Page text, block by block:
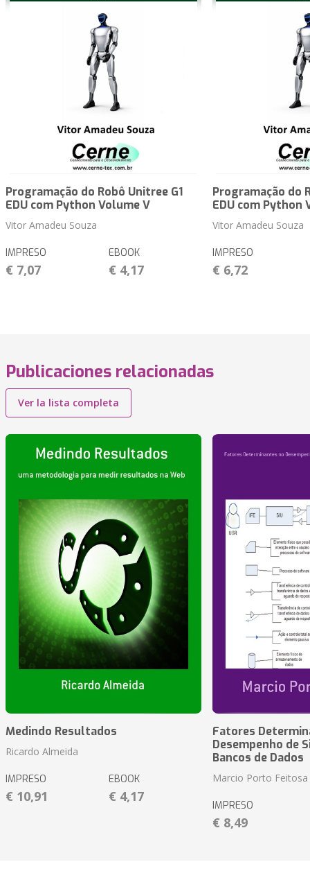
Programação do Robô Unitree G1
EDU com Python Volume V
Vitor Amadeu Souza
IMPRESO
€ 7,07
EBOOK
€ 4,17
Programação do
EDU com Python
Vitor Amadeu Souza
IMPRESO
€ 6,72
Publicaciones relacionadas
Ver la lista completa
Medindo Resultados
Ricardo Almeida
IMPRESO
€ 10,91
EBOOK
€ 4,17
Fatores
Desempenho de
Bancos de Dados
Marcio Porto Feitosa
IMPRESO
€ 8,49